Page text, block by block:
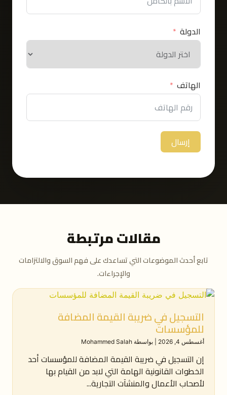
الدولة
الهاتف
إرسال
مقالات مرتبطة
تابع أحدث الموضوعات التي تساعدك على فهم السوق والالتزامات
والإجراءات.
التسجيل في ضريبة القيمة المضافة
للمؤسسات
أغسطس 4, 2026 بواسطة Mohammed Salah
إن التسجيل في ضريبة القيمة المضافة للمؤسسات أحد
الخطوات القانونية الهامة التي لابد من القيام بها
لأصحاب الأعمال والمنشآت التجارية...